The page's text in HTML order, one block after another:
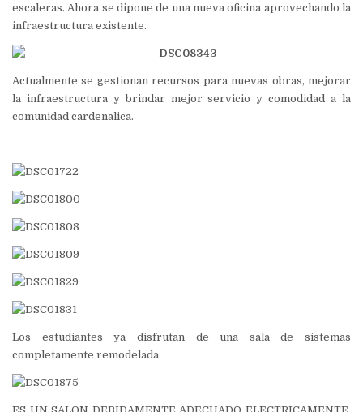
escaleras. Ahora se dipone de una nueva oficina aprovechando la
infraestructura existente.
Actualmente se gestionan recursos para nuevas obras, mejorar
la infraestructura y brindar mejor servicio y comodidad a la
comunidad cardenalica.
Los estudiantes ya disfrutan de una sala de sistemas
completamente remodelada.